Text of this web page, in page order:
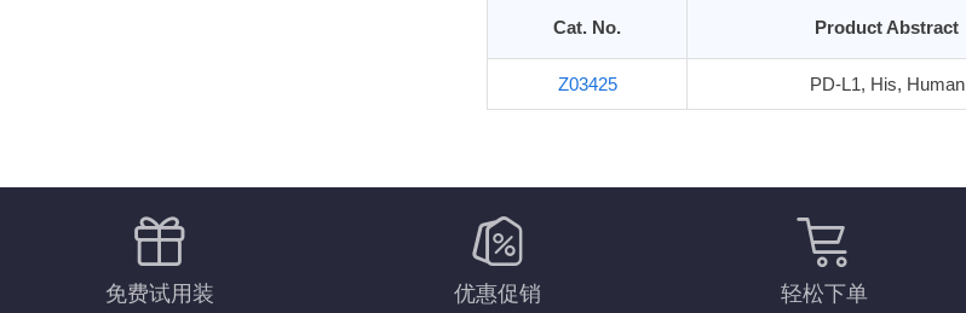
Cat. No. Product Abstract
Z03425 PD-L1, His, Human
免费试用装 优惠促销 轻松下单